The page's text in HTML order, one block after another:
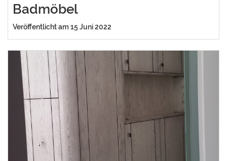
Badmöbel
Veröffentlicht am 15 Juni 2022